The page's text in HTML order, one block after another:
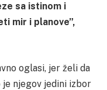
sa istinom i
mir i planove”,
oglasi, jer želi da
njegov jedini izbor